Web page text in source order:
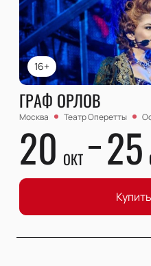
16+
ГРАФ ОРЛОВ
Москва Театр Оперетты
20 ОКТ 25